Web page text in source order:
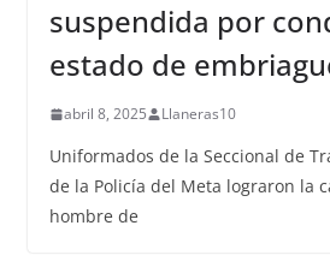
suspendida por
estado de
abril 8, 2025 Llaneras10
Uniformados de la Seccional de
de la Policía del Meta lograron la
hombre de